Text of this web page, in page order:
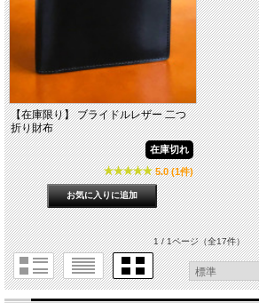
【在庫限り】 ブライドルレザー 二つ
折り財布
在庫切れ
5.0 (1件)
1 / 1ページ（全17件）